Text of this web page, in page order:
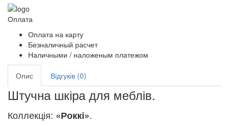
Оплата
Оплата на карту
Безналичный расчет
Наличными / наложеным платежом
Опис Відгуків (0)
Штучна шкіра для меблів.
Коллекція: «Роккі».